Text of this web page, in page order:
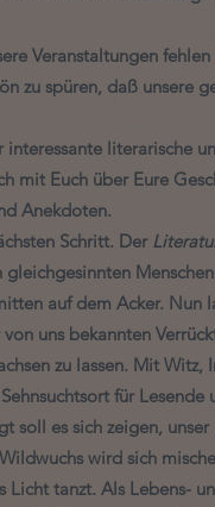
Veranstaltungen
zu spüren, daß unsere
interessante literarische
mit Euch über Eure
Anekdoten.
Schritt. Der
auf dem Acker. Nun
uns bekannten
zu lassen. Mit
für
soll es sich zeigen, unser
wird sich
tanzt. Als Lebens-